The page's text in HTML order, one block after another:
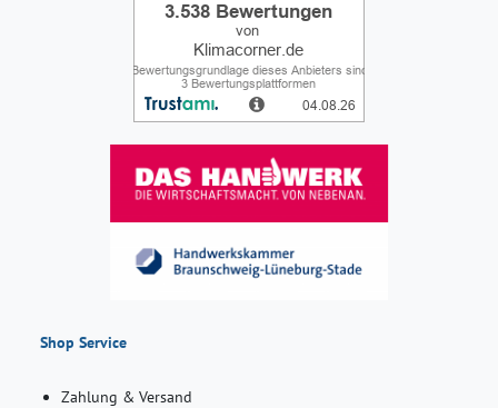
Shop Service
Zahlung & Versand